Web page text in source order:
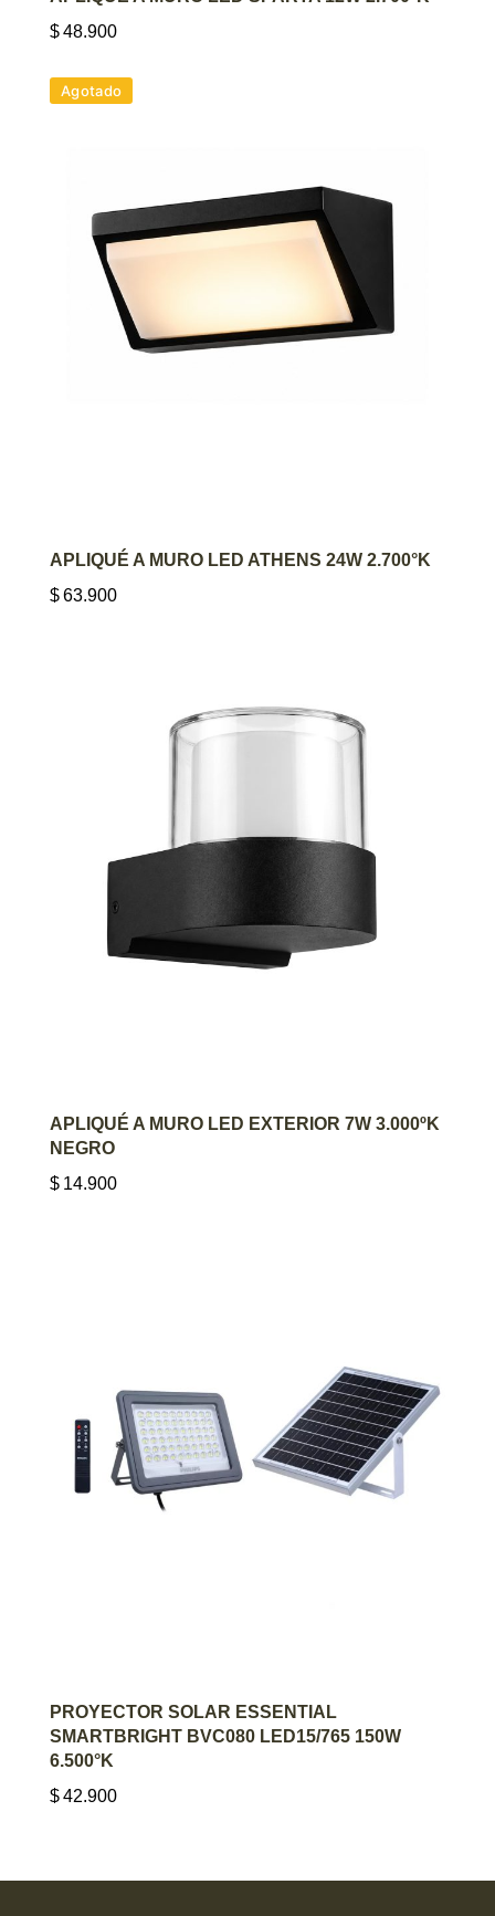
$48.900
Agotado
AGREGAR AL CARRITO
APLIQUÉ A MURO LED ATHENS 24W 2.700°K
$63.900
AGREGAR AL CARRITO
APLIQUÉ A MURO LED EXTERIOR 7W 3.000ºK
NEGRO
$ 14.900
AGREGAR AL CARRITO
PROYECTOR SOLAR ESSENTIAL
SMARTBRIGHT BVC080 LED15/765 150W
6.500°K
$42.900